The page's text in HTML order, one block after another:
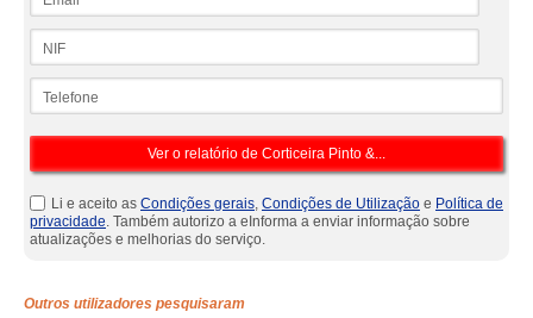
Li e aceito as Condições gerais, Condições de Utilização e Política de
privacidade. Também autorizo a eInforma a enviar informação sobre
atualizações e melhorias do serviço.
Outros utilizadores pesquisaram